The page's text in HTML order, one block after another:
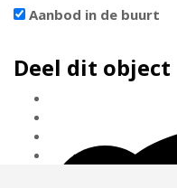
Aanbod in de buurt
Deel dit object